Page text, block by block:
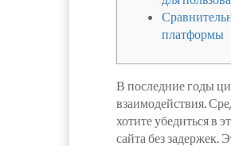
платформы
В последние годы
взаимодействия.
хотите убедиться в
сайта без задержек.